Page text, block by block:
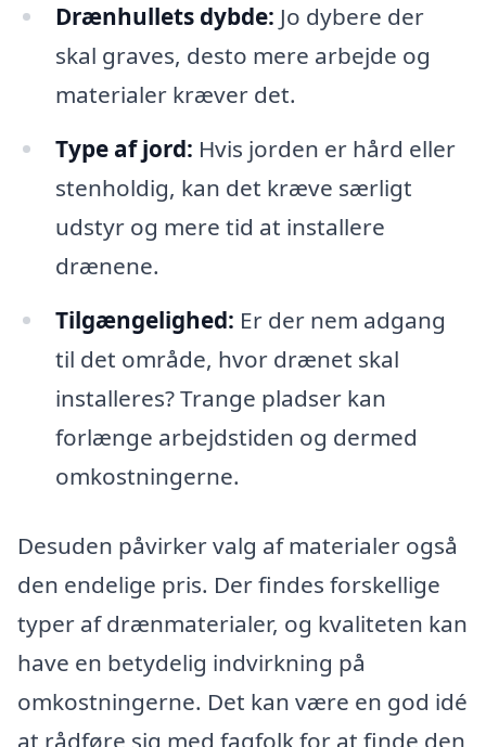
Drænhullets dybde: Jo dybere der
skal graves, desto mere arbejde og
materialer kræver det.
Type af jord: Hvis jorden er hård eller
stenholdig, kan det kræve særligt
udstyr og mere tid at installere
drænene.
Tilgængelighed: Er der nem adgang
til det område, hvor drænet skal
installeres? Trange pladser kan
forlænge arbejdstiden og dermed
omkostningerne.
Desuden påvirker valg af materialer også
den endelige pris. Der findes forskellige
typer af drænmaterialer, og kvaliteten kan
have en betydelig indvirkning på
omkostningerne. Det kan være en god idé
at rådføre sig med fagfolk for at finde den